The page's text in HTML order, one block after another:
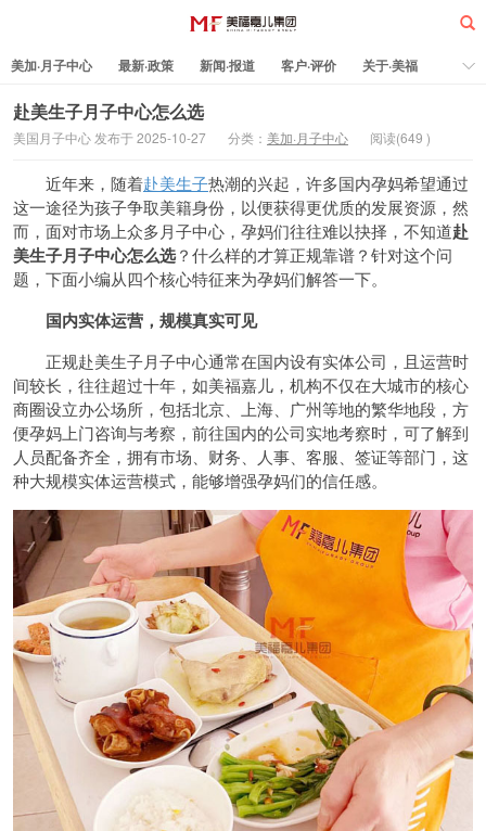
美福嘉儿
美加·月子中心 最新·政策 新闻·报道 客户·评价
关于·美福
热门·文章
所有·文章 孕妈科普
赴美生子月子中心怎么选
美国月子中心 发布于 2025-10-27 分类： 美加·月子中心 阅读(649 )
近年来，随着赴美生子热潮的兴起，许多国内孕妈希望通过
这一途径为孩子争取美籍身份，以便获得更优质的发展资源，然
而，面对市场上众多月子中心，孕妈们往往难以抉择，不知道赴
美生子月子中心怎么选？什么样的才算正规靠谱？针对这个问
题，下面小编从四个核心特征来为孕妈们解答一下。
国内实体运营， 规模真实可见
正规赴美生子月子中心通常在国内设有实体公司，且运营时
间较长，往往超过十年，如美福嘉儿，机构不仅在大城市的核心
商圈设立办公场所，包括北京、上海、广州等地的繁华地段，方
便孕妈上门咨询与考察，前往国内的公司实地考察时，可了解到
人员配备齐全，拥有市场、财务、人事、客服、签证等部门，这
种大规模实体运营模式，能够增强孕妈们的信任感。